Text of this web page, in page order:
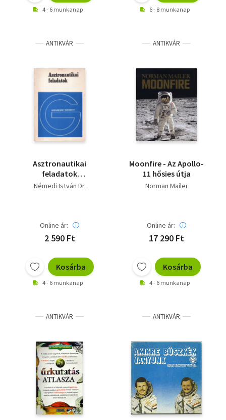
4 - 6 munkanap 6 - 8 munkanap
ANTIKVÁR
Asztronautikai
feladatok
(Gimnáziumi
Némedi István Dr.
Online ár:
2 590 Ft
Kosárba
4 - 6 munkanap
ANTIKVÁR
Moonfire - Az Apollo-
11 hősies útja
Norman Mailer
Online ár:
17 290 Ft
Kosárba
4 - 6 munkanap
ANTIKVÁR ANTIKVÁR